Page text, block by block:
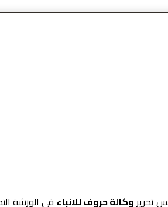
تحريروكالة حروف للانباءفي الورشة